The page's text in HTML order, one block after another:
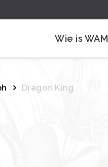
Wie is WAM
Dragon King